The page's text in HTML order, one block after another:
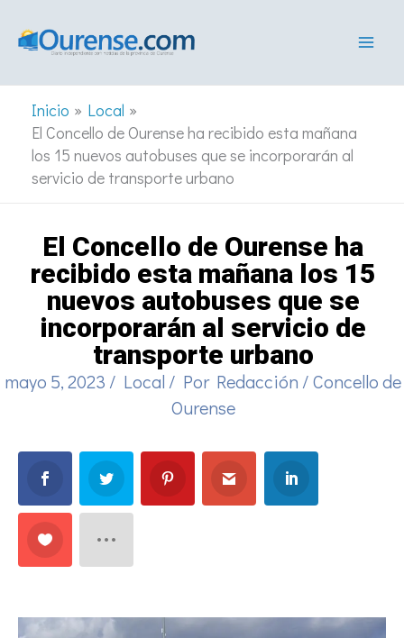
Inicio
Local
El Concello de Ourense ha recibido esta mañana
los 15 nuevos autobuses que se incorporarán al
servicio de transporte urbano
El Concello de Ourense ha
recibido esta mañana los 15
nuevos autobuses que se
incorporarán al servicio de
transporte urbano
mayo 5, 2023 / Local / Por Redacción /Concello de
Ourense